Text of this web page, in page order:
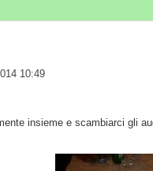
10:49
insieme e scambiarci gli